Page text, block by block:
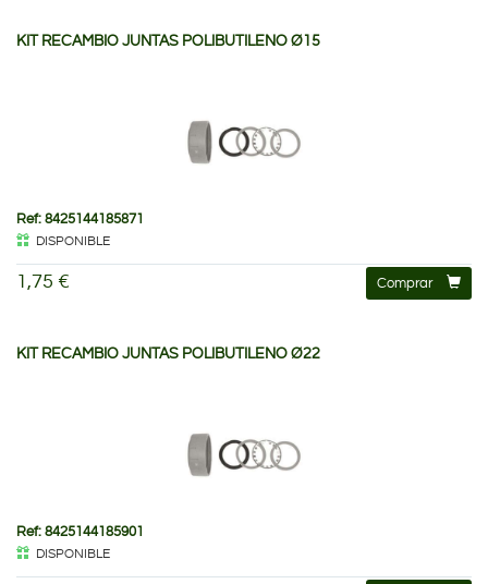
KIT RECAMBIO JUNTAS POLIBUTILENO Ø15
Ref: 8425144185871
DISPONIBLE
1,75 € Comprar
KIT RECAMBIO JUNTAS POLIBUTILENO Ø22
Ref: 8425144185901
DISPONIBLE